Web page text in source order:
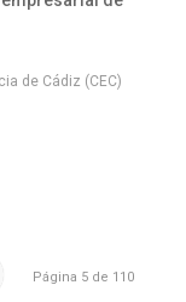
de Cádiz (CEC)
Página 5 de 110